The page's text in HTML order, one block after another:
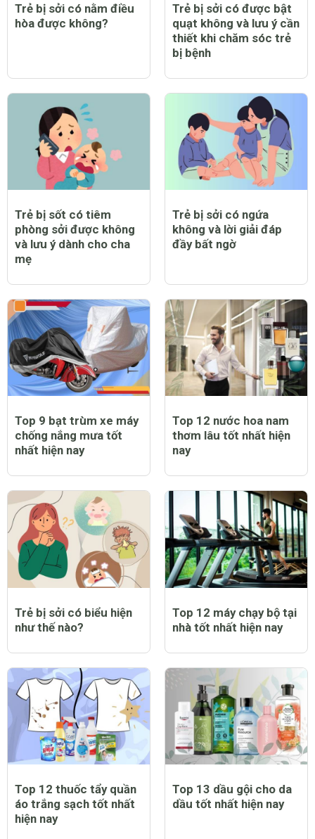
Trẻ bị sởi có nằm điều
hòa được không?
Trẻ bị sởi có được bật
quạt không và lưu ý cần
thiết khi chăm sóc trẻ
bị bệnh
Trẻ bị sốt có tiêm
phòng sởi được không
và lưu ý dành cho cha
mẹ
Trẻ bị sởi có ngứa
không và lời giải đáp
đầy bất ngờ
Top 9 bạt trùm xe máy
chống nắng mưa tốt
nhất hiện nay
Top 12 nước hoa nam
thơm lâu tốt nhất hiện
nay
Trẻ bị sởi có biểu hiện
như thế nào?
Top 12 máy chạy bộ tại
nhà tốt nhất hiện nay
Top 12 thuốc tẩy quần
áo trắng sạch tốt nhất
hiện nay
Top 13 dầu gội cho da
dầu tốt nhất hiện nay